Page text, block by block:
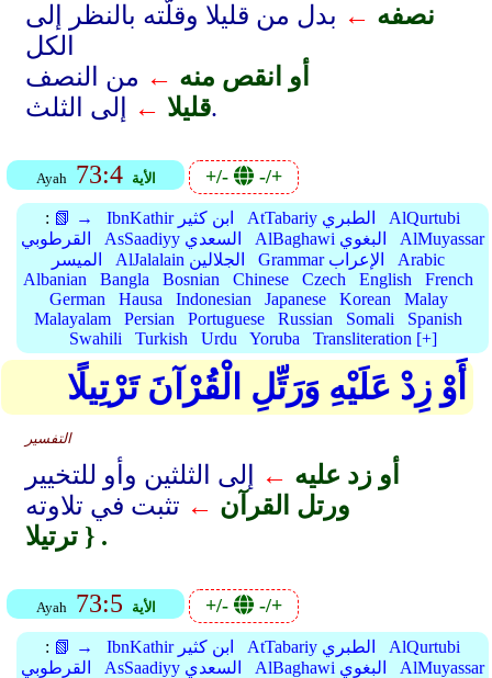
نصفه ← بدل من قليلا وقلَّته بالنظر إلى
الكل
أو انقص منه ← من النصف
قليلا ← إلى الثلث.
Ayah 73:4 الأية +/- -/+
: 📗 → IbnKathir ابن كثير AtTabariy الطبري
AlQurtubi
القرطوبي
AsSaadiyy السعدي AlBaghawi البغوي
AlMuyassar
الميسر
AlJalalain الجلالين Grammar الإعراب
Arabic
Albanian
Bangla Bosnian Chinese Czech English
French
German
Hausa Indonesian Japanese Korean
Malay
Malayalam
Persian Portuguese Russian Somali
Spanish
Swahili
Turkish Urdu Yoruba Transliteration [+]
أَوْ زِدْ عَلَيْهِ وَرَتِّلِ الْقُرْآنَ تَرْتِيلًا
التفسير
أو زد عليه ←
إلى الثلثين وأو للتخيير
ورتل القرآن ← تثبت في تلاوته
ترتيلا } .
Ayah 73:5 الأية +/- -/+
: 📗 → IbnKathir ابن كثير AtTabariy الطبري
AlQurtubi
القرطوبي
AsSaadiyy السعدي AlBaghawi البغوي
AlMuyassar